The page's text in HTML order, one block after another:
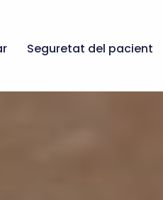
Seguretat del pacient